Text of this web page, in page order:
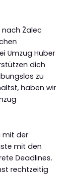
Žalec
Umzug Huber
dich
zu
haben wir
mit der
mit den
Deadlines.
rechtzeitig